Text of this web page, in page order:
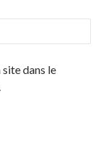
dans le